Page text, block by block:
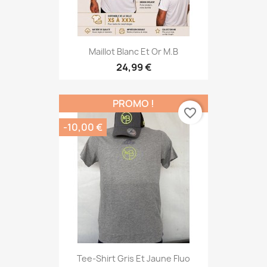
Maillot Blanc Et Or M.B
24,99 €
Tee-Shirt Gris Et Jaune Fluo
PROMO !
-10,00 €
favorite_border